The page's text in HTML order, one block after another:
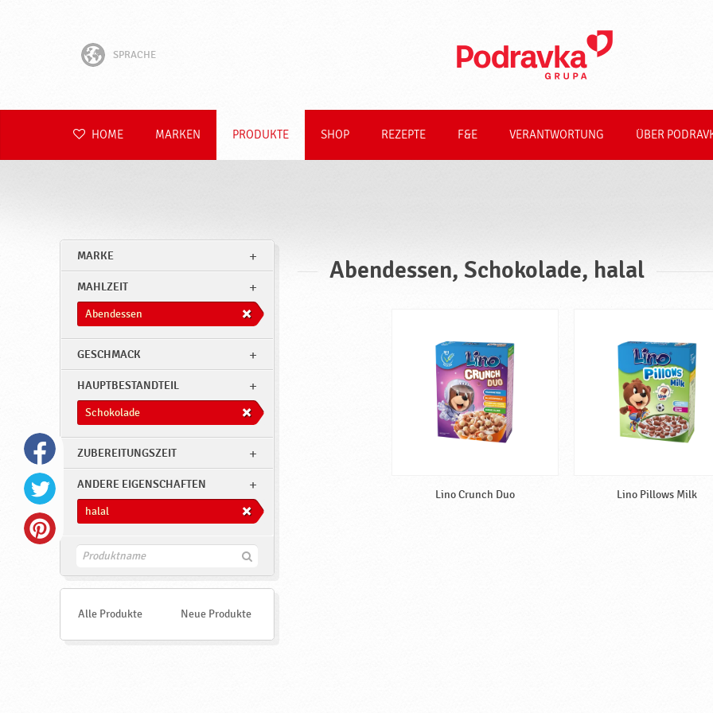
SPRACHE
Hrvatski
Polski
Română
HOME MARKEN PRODUKTE SHOP REZEPTE F&E VERANTWORTUNG ÜBER
MARKE
MAHLZEIT
Abendessen
GESCHMACK
HAUPTBESTANDTEIL
Schokolade
ZUBEREITUNGSZEIT
ANDERE EIGENSCHAFTEN
halal
F
e
Alle Produkte Neue Produkte
Abendessen, Schokolade, halal
Lino Crunch Duo Lino Pillows Milk